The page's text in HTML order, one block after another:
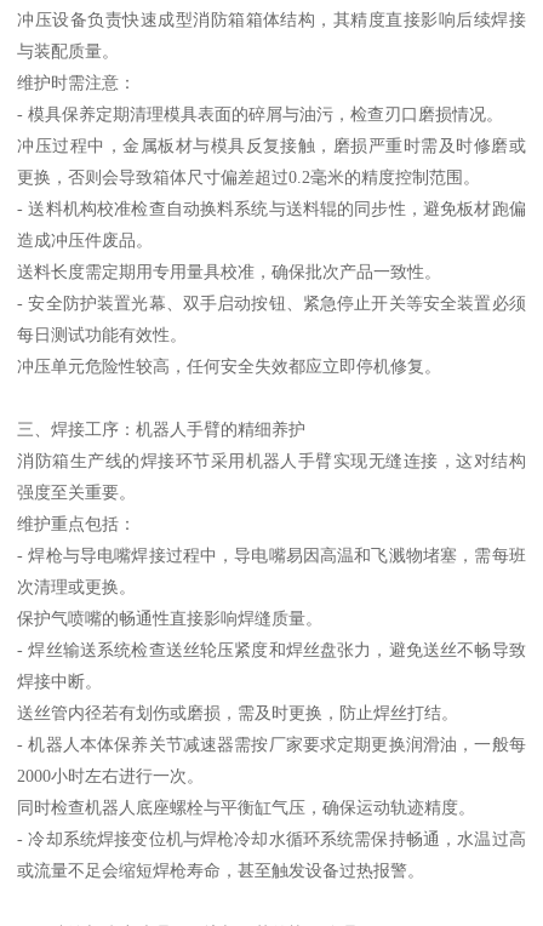
冲压设备负责快速成型消防箱箱体结构，其精度直接影响后续焊接
与装配质量。
维护时需注意：
- 模具保养定期清理模具表面的碎屑与油污，检查刃口磨损情况。
冲压过程中，金属板材与模具反复接触，磨损严重时需及时修磨或
更换，否则会导致箱体尺寸偏差超过0.2毫米的精度控制范围。
- 送料机构校准检查自动换料系统与送料辊的同步性，避免板材跑偏
造成冲压件废品。
送料长度需定期用专用量具校准，确保批次产品一致性。
- 安全防护装置光幕、双手启动按钮、紧急停止开关等安全装置必须
每日测试功能有效性。
冲压单元危险性较高，任何安全失效都应立即停机修复。
三、焊接工序：机器人手臂的精细养护
消防箱生产线的焊接环节采用机器人手臂实现无缝连接，这对结构
强度至关重要。
维护重点包括：
- 焊枪与导电嘴焊接过程中，导电嘴易因高温和飞溅物堵塞，需每班
次清理或更换。
保护气喷嘴的畅通性直接影响焊缝质量。
- 焊丝输送系统检查送丝轮压紧度和焊丝盘张力，避免送丝不畅导致
焊接中断。
送丝管内径若有划伤或磨损，需及时更换，防止焊丝打结。
- 机器人本体保养关节减速器需按厂家要求定期更换润滑油，一般每
2000小时左右进行一次。
同时检查机器人底座螺栓与平衡缸气压，确保运动轨迹精度。
- 冷却系统焊接变位机与焊枪冷却水循环系统需保持畅通，水温过高
或流量不足会缩短焊枪寿命，甚至触发设备过热报警。